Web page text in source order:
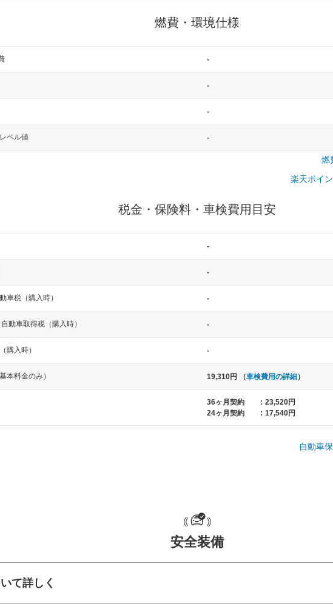
サイズが標準値（最低値）とされる事が多いようです。
一般的な車体のサイズの目安
一般的な荷物のサイズの目安
燃費・環境仕様
-
-
-
ベル値 -
燃
楽天ポイ
税金・保険料・車検費用目安
-
-
車税（購入時） -
動車取得税（購入時） -
購入時） -
本料金のみ） 19,310円 （車検費用の詳細 ）
36ヶ月契約 : 23,520円
24ヶ月契約
: 17,540円
自動車
安全装備
て詳しく